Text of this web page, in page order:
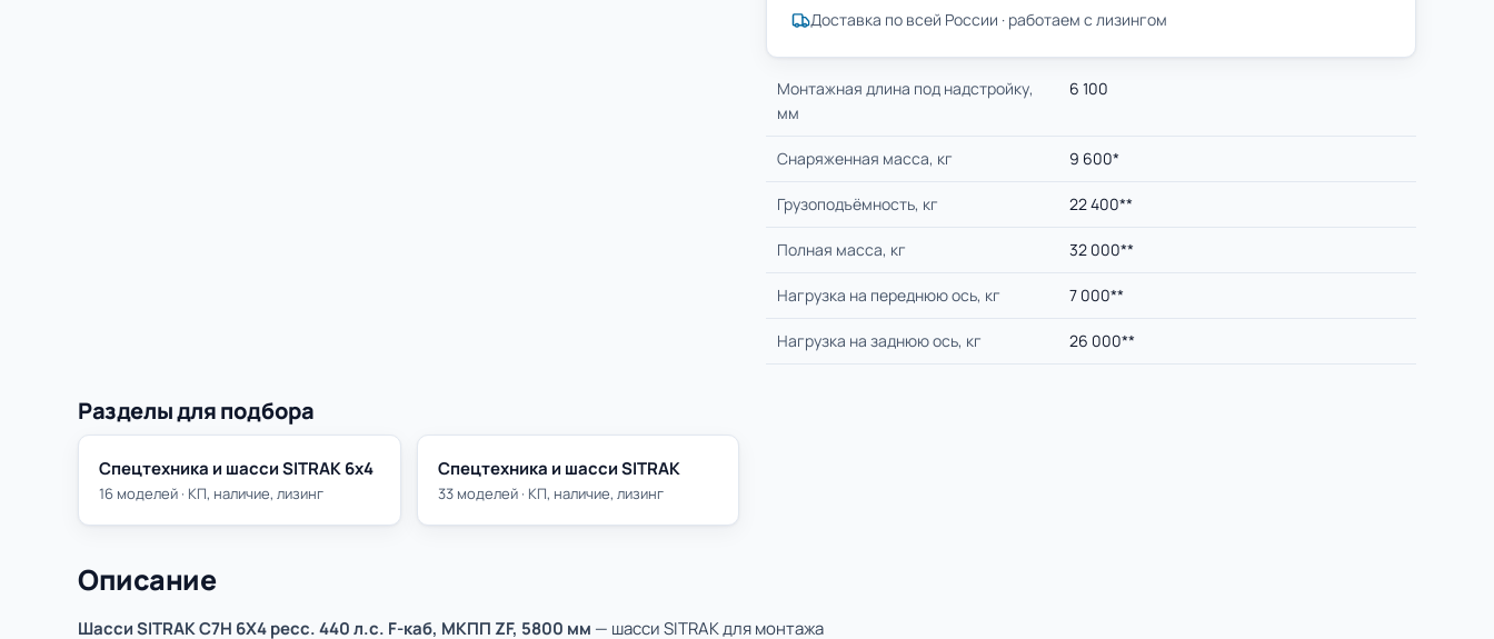
Доставка по всей России · работаем с лизингом
Монтажная длина под надстройку,
мм
6 100
Снаряженная масса, кг 9 600*
Грузоподъёмность, кг 22 400**
Полная масса, кг 32 000**
Нагрузка на переднюю ось, кг 7 000**
Нагрузка на заднюю ось, кг 26 000**
Разделы для подбора
Спецтехника и шасси SITRAK 6х4
16 моделей · КП, наличие, лизинг
Спецтехника и шасси SITRAK
33 моделей · КП, наличие, лизинг
Описание
Шасси SITRAK C7H 6Х4 ресс. 440 л.с. F-каб, МКПП ZF, 5800 мм — шасси SITRAK для монтажа